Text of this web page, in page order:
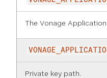
The Vonage Application
Private key path.